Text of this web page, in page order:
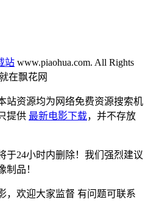
站 www.piaohua.com. All Rights
在飘花网
站资源均为网络免费资源搜索机
提供 最新电影下载，并不存放
于24小时内删除！我们强烈建议
制品！
，欢迎大家监督 有问题可联系